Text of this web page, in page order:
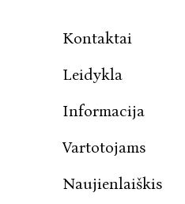
Kontaktai
Leidykla
Informacija
Vartotojams
Naujienlaiškis